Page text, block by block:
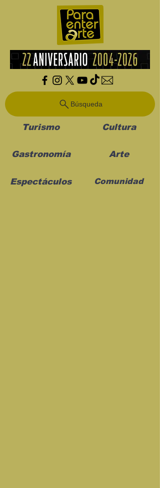
Búsqueda
Turismo Cultura
Gastronomía Arte
Espectáculos Comunidad